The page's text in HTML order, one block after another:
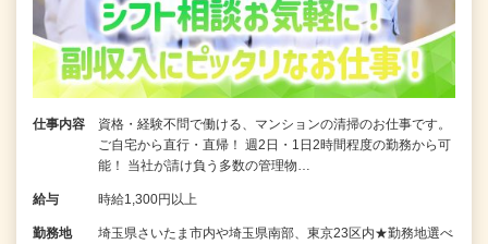
仕事内容
資格・経験不問で働ける、マンションの清掃のお仕事です。
ご自宅から直行・直帰！ 週2日・1日2時間程度の勤務から可
能！ 当社が請け負う多数の管理物…
給与 時給1,300円以上
勤務地
埼玉県さいたま市内や埼玉県南部、東京23区内★勤務地選べ